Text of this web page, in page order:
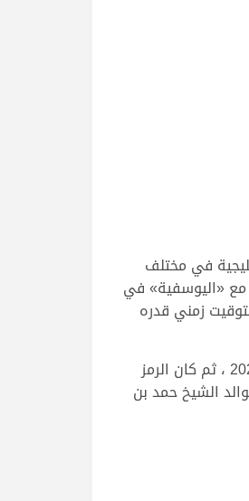
الهجن الخليجية في مختلف
مع «اليوسفية» في
العربية السعودية، وافتتحت «اليوسفية» موسم الهديفي بكأس الجذاع بكار بالسعودية في 31 أغسطس 2022، بتوقيت زمني قدره
قبل أن يضيف «الشوزن» الرمز الثاني لأبوناصر بفوزه برمز الجذاع قعدان عام في مهرجان جائزة الملك عبدالعزيز للهجن، في العاشر من يناير 2023 ، ثم كان الرمز
الشيخ حمد بن